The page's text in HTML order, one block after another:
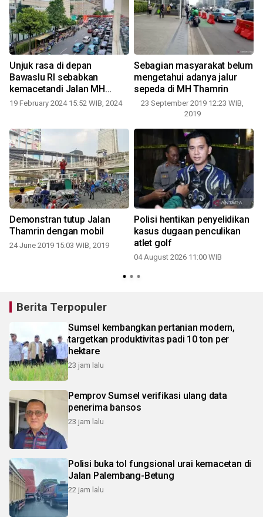
Unjuk rasa di depan
Bawaslu RI sebabkan
kemacetandi Jalan MH
Thamrin
19 February 2024 15:52 WIB, 2024
Sebagian masyarakat belum
mengetahui adanya jalur
sepeda di MH Thamrin
23 September 2019 12:23 WIB,
2019
Demonstran tutup Jalan
Thamrin dengan mobil
24 June 2019 15:03 WIB, 2019
Polisi hentikan penyelidikan
kasus dugaan penculikan
atlet golf
04 August 2026 11:00 WIB
Berita Terpopuler
Sumsel kembangkan pertanian modern,
targetkan produktivitas padi 10 ton per
hektare
23 jam lalu
Pemprov Sumsel verifikasi ulang data
penerima bansos
23 jam lalu
Polisi buka tol fungsional urai kemacetan di
Jalan Palembang-Betung
22 jam lalu